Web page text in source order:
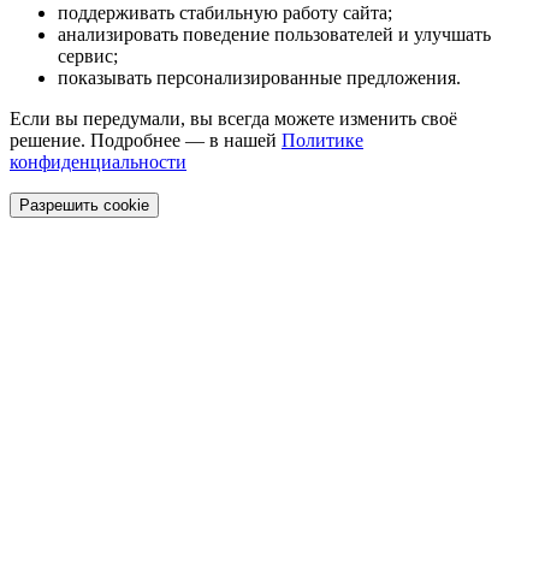
поддерживать стабильную работу сайта;
анализировать поведение пользователей и улучшать
сервис;
показывать персонализированные предложения.
Если вы передумали, вы всегда можете изменить своё
решение. Подробнее — в нашей Политике
конфиденциальности
Разрешить cookie